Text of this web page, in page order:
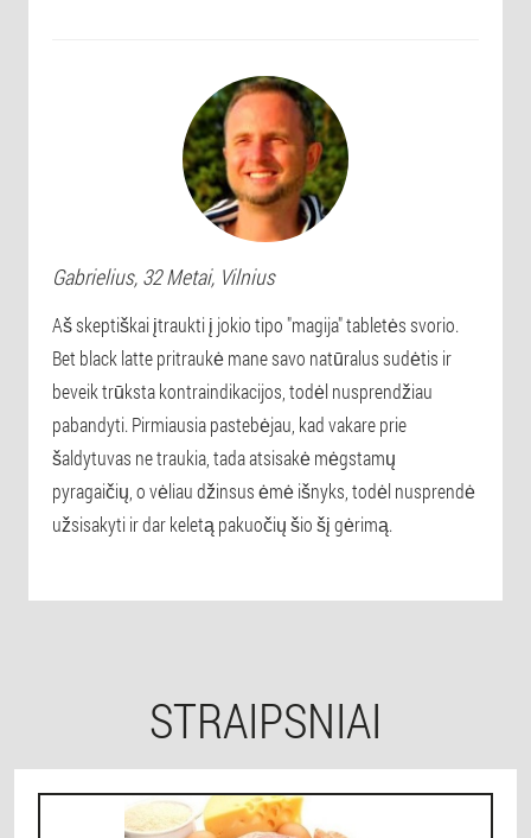
Gabrielius, 32 Metai, Vilnius
Aš skeptiškai įtraukti į jokio tipo "magija" tabletės svorio.
Bet black latte pritraukė mane savo natūralus sudėtis ir
beveik trūksta kontraindikacijos, todėl nusprendžiau
pabandyti. Pirmiausia pastebėjau, kad vakare prie
šaldytuvas ne traukia, tada atsisakė mėgstamų
pyragaičių, o vėliau džinsus ėmė išnyks, todėl nusprendė
užsisakyti ir dar keletą pakuočių šio šį gėrimą.
STRAIPSNIAI